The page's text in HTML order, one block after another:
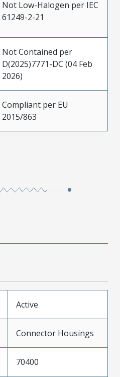
Not Low-Halogen per IEC
61249-2-21
Not Contained per
D(2025)7771-DC (04 Feb
2026)
Compliant per EU
2015/863
Active
Connector Housings
70400